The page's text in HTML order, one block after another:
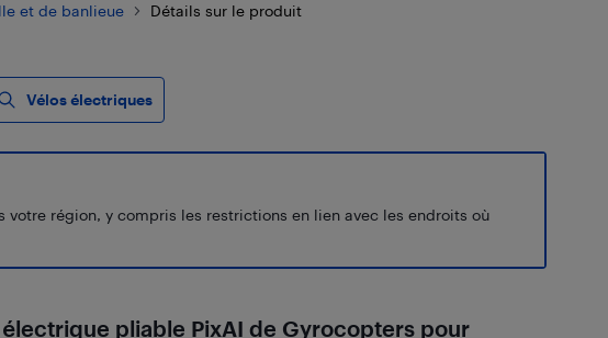
et de banlieue Détails sur le produit
Vélos électriques
région, y compris les restrictions en lien avec les endroits où
pliable PixAI de Gyrocopters pour